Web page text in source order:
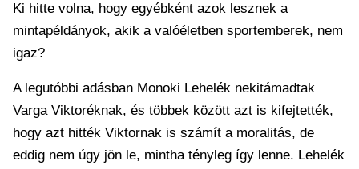
Ki hitte volna, hogy egyébként azok lesznek a
mintapéldányok, akik a valóéletben sportemberek, nem
igaz?
A legutóbbi adásban Monoki Lehelék nekitámadtak
Varga Viktoréknak, és többek között azt is kifejtették,
hogy azt hitték Viktornak is számít a moralitás, de
eddig nem úgy jön le, mintha tényleg így lenne. Lehelék